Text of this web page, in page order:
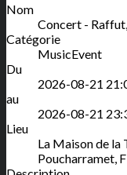
Nom
Concert -
Catégorie
MusicEvent
Du
2026-08-21
au
2026-08-21
Lieu
La Maison de la
Poucharramet,